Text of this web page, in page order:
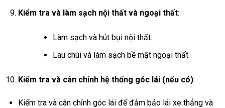
Kiểm tra và làm sạch nội thất và ngoại thất:
Làm sạch và hút bụi nội thất.
Lau chùi và làm sạch bề mặt ngoại thất.
Kiểm tra và cân chỉnh hệ thống góc lái (nếu có):
Kiểm tra và cân chỉnh góc lái để đảm bảo lái xe thẳng và